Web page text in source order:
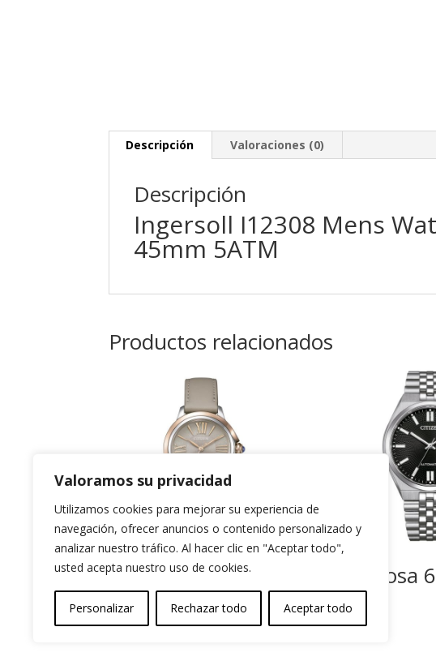
Valoramos su privacidad
Utilizamos cookies para mejorar su experiencia de
navegación, ofrecer anuncios o contenido personalizado y
analizar nuestro tráfico. Al hacer clic en "Aceptar todo",
usted acepta nuestro uso de cookies.
Personalizar Rechazar todo Aceptar todo
Descripción Valoraciones (0)
Descripción
Ingersoll I12308 Mens
45mm 5ATM
Productos relacionados
Citizen Lady
279,00
Tsuyosa
369,00